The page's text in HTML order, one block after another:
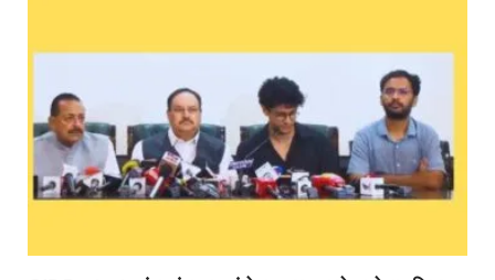
MMMUT Girls Hostel: एमएमएमयूटी में साइबर फोरेंसिक
Indian Railway Action: भारतीय रेलवे की बड़ी करवाई,
NCBC Chairman: साध्वी निरंजन ज्योति बनी राष्ट्रीय
मिलावटखोरों पर और कसेगा सरकार का शिकंजा